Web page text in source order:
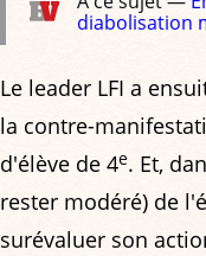
diabolisation
Le leader LFI a
la contre-
d'élève de 4e. Et,
rester modéré) de
surévaluer son